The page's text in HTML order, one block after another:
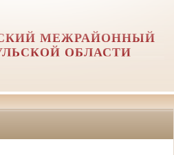
МЕЖРАЙОННЫЙ
ОБЛАСТИ